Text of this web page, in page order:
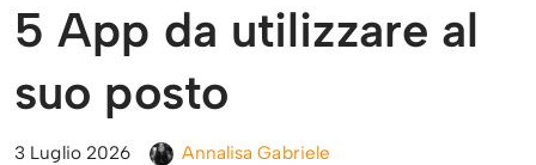
5 App da utilizzare al
suo posto
3 Luglio 2026 Annalisa Gabriele